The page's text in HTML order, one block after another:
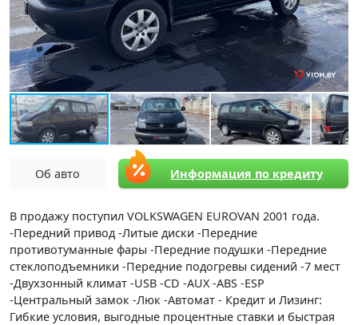
Об авто Информация по кредиту
В продажу поступил VOLKSWAGEN EUROVAN 2001 года.
-Передний привод -Литые диски -Передние
противотуманные фары -Передние подушки -Передние
стеклоподъемники -Передние подогревы сидений -7 мест
-Двухзонный климат -USB -CD -AUX -ABS -ESP
-Центральный замок -Люк -Автомат - Кредит и Лизинг:
Гибкие условия, выгодные процентные ставки и быстрая